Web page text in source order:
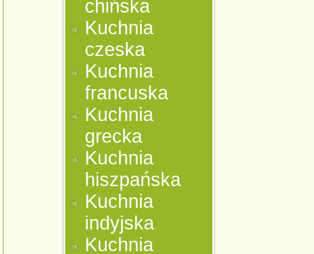
chińska
Kuchnia
czeska
Kuchnia
francuska
Kuchnia
grecka
Kuchnia
hiszpańska
Kuchnia
indyjska
Kuchnia